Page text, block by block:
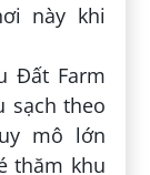
này khi
Đất Farm
sạch theo
mô lớn
thăm khu